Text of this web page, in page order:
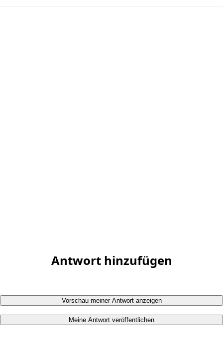
Antwort hinzufügen
Vorschau meiner Antwort anzeigen
Meine Antwort veröffentlichen